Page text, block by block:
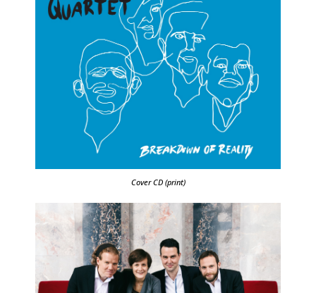
Cover CD (print)